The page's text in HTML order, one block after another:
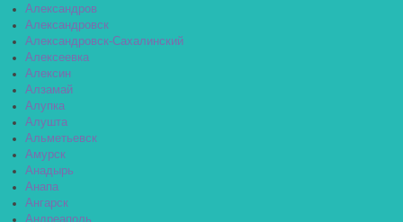
Александров
Александровск
Александровск-Сахалинский
Алексеевка
Алексин
Алзамай
Алупка
Алушта
Альметьевск
Амурск
Анадырь
Анапа
Ангарск
Андреаполь